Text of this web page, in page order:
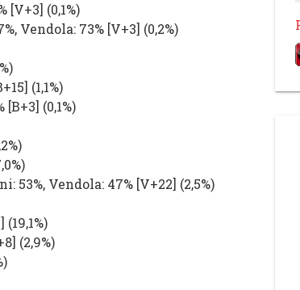
[V+3] (0,1%)
Vendola: 73% [V+3] (0,2%)
] (1,1%)
[B+3] (0,1%)
: 53%, Vendola: 47% [V+22] (2,5%)
] (19,1%)
] (2,9%)